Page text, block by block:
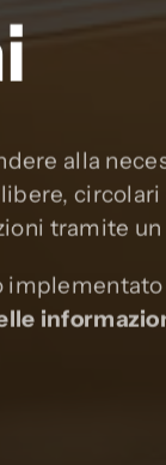
alla
circolari
tramite